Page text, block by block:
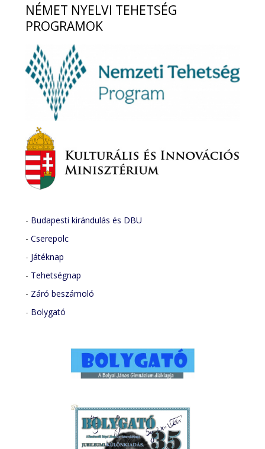
NÉMET NYELVI TEHETSÉG
PROGRAMOK
- Budapesti kirándulás és DBU
-Cserepolc
- Játéknap
- Tehetségnap
- Záró beszámoló
- Bolygató